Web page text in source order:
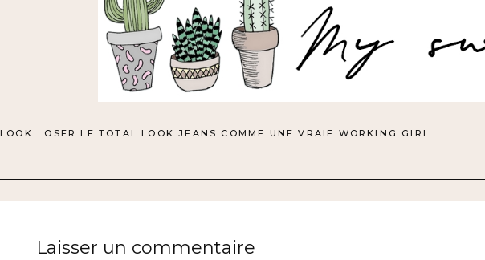
NAVIGATION
L’ARTICLE
LOOK : OSER LE TOTAL LOOK JEANS COMME UNE VRAIE WORKING GIRL
Laisser un commentaire